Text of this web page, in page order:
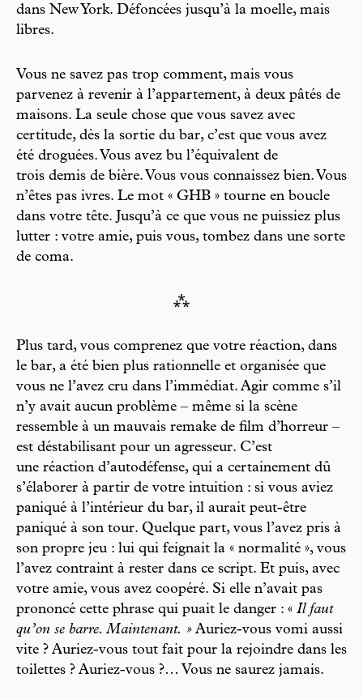
dans New York. Défoncées jusqu’à la moelle, mais
libres.
Vous ne savez pas trop comment, mais vous
parvenez à revenir à l’appartement, à deux pâtés de
maisons. La seule chose que vous savez avec
certitude, dès la sortie du bar, c’est que vous avez
été droguées. Vous avez bu l’équivalent de
trois demis de bière. Vous vous connaissez bien. Vous
n’êtes pas ivres. Le mot « GHB » tourne en boucle
dans votre tête. Jusqu’à ce que vous ne puissiez plus
lutter : votre amie, puis vous, tombez dans une sorte
de coma.
⁂
Plus tard, vous comprenez que votre réaction, dans
le bar, a été bien plus rationnelle et organisée que
vous ne l’avez cru dans l’immédiat. Agir comme s’il
n’y avait aucun problème – même si la scène
ressemble à un mauvais remake de film d’horreur –
est déstabilisant pour un agresseur. C’est
une réaction d’autodéfense, qui a certainement dû
s’élaborer à partir de votre intuition : si vous aviez
paniqué à l’intérieur du bar, il aurait peut-être
paniqué à son tour. Quelque part, vous l’avez pris à
son propre jeu : lui qui feignait la « normalité », vous
l’avez contraint à rester dans ce script. Et puis, avec
votre amie, vous avez coopéré. Si elle n’avait pas
prononcé cette phrase qui puait le danger : « Il faut
qu’on se barre. Maintenant. » Auriez-vous vomi aussi
vite ? Auriez-vous tout fait pour la rejoindre dans les
toilettes ? Auriez-vous ?… Vous ne saurez jamais.